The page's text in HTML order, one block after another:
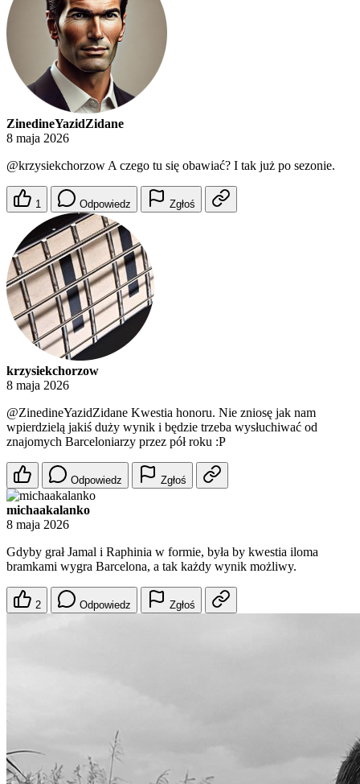
ZinedineYazidZidane
8 maja 2026
@krzysiekchorzow A czego tu się obawiać? I tak już po sezonie.
1 Odpowiedz Zgłoś
krzysiekchorzow
8 maja 2026
@ZinedineYazidZidane Kwestia honoru. Nie zniosę jak nam
wpierdzielą jakiś duży wynik i będzie trzeba wysłuchiwać od
znajomych Barceloniarzy przez pół roku :P
Odpowiedz Zgłoś
michaakalanko
8 maja 2026
Gdyby grał Jamal i Raphinia w formie, była by kwestia iloma
bramkami wygra Barcelona, a tak każdy wynik możliwy.
2 Odpowiedz Zgłoś